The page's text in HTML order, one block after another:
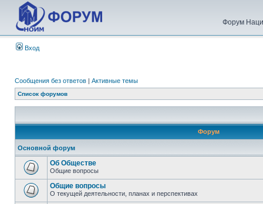
Форум
Вход
Сообщения без ответов | Активные темы
Список форумов
Форум
Основной форум
Об Обществе
Общие вопросы
Общие вопросы
О текущей деятельности, планах и перспективах